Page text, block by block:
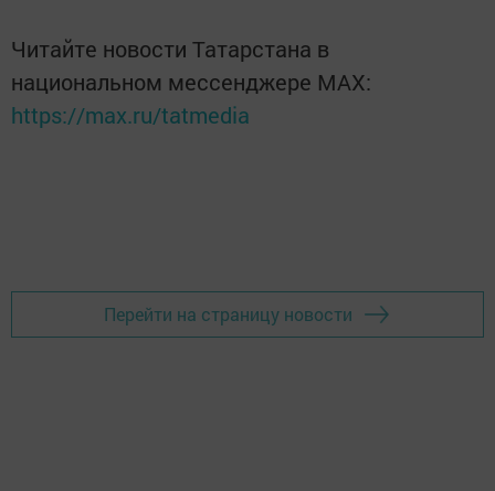
Читайте новости Татарстана в
национальном мессенджере MАХ:
https://max.ru/tatmedia
Перейти на страницу новости